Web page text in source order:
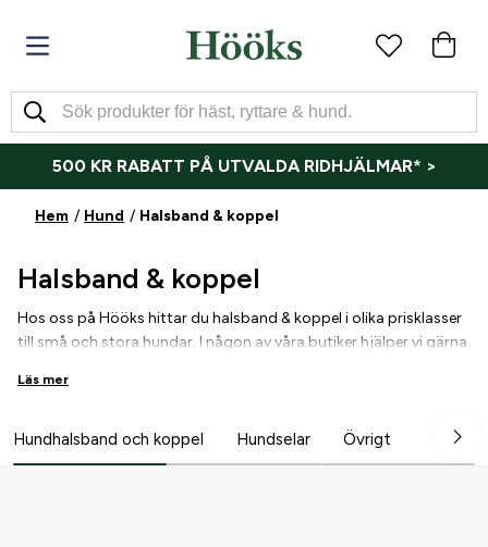
500 KR RABATT PÅ UTVALDA RIDHJÄLMAR* >
Hem Hund Halsband & koppel
Halsband & koppel
Hos oss på Hööks hittar du halsband & koppel i olika prisklasser
till små och stora hundar. I någon av våra butiker hjälper vi gärna
Läs mer
Hundhalsband och koppel Hundselar Övrigt